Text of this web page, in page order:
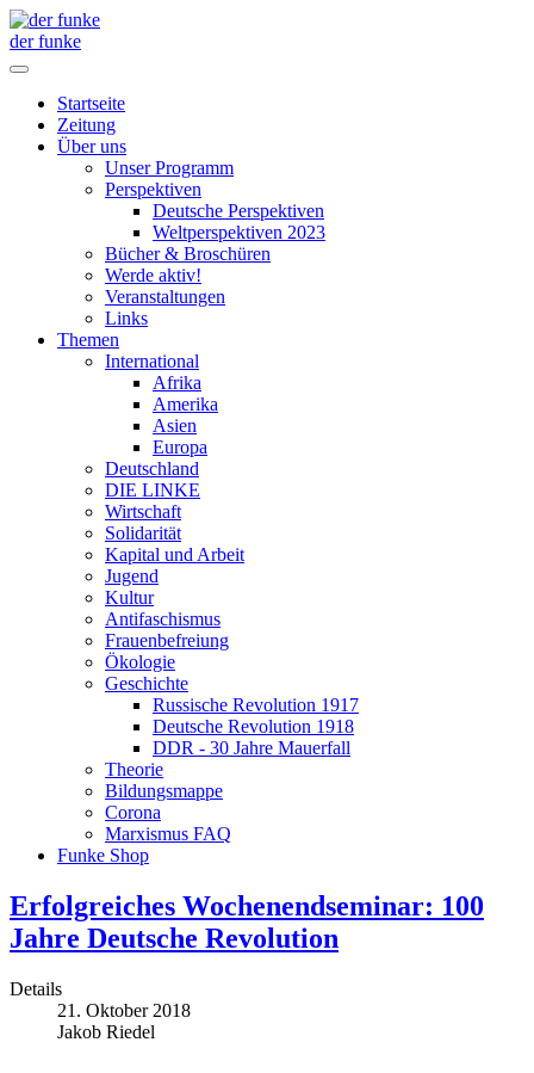
der funke
Startseite
Zeitung
Über uns
Unser Programm
Perspektiven
Deutsche Perspektiven
Weltperspektiven 2023
Bücher & Broschüren
Werde aktiv!
Veranstaltungen
Links
Themen
International
Afrika
Amerika
Asien
Europa
Deutschland
DIE LINKE
Wirtschaft
Solidarität
Kapital und Arbeit
Jugend
Kultur
Antifaschismus
Frauenbefreiung
Ökologie
Geschichte
Russische Revolution 1917
Deutsche Revolution 1918
DDR - 30 Jahre Mauerfall
Theorie
Bildungsmappe
Corona
Marxismus FAQ
Funke Shop
Erfolgreiches Wochenendseminar: 100
Jahre Deutsche Revolution
Details
21. Oktober 2018
Jakob Riedel